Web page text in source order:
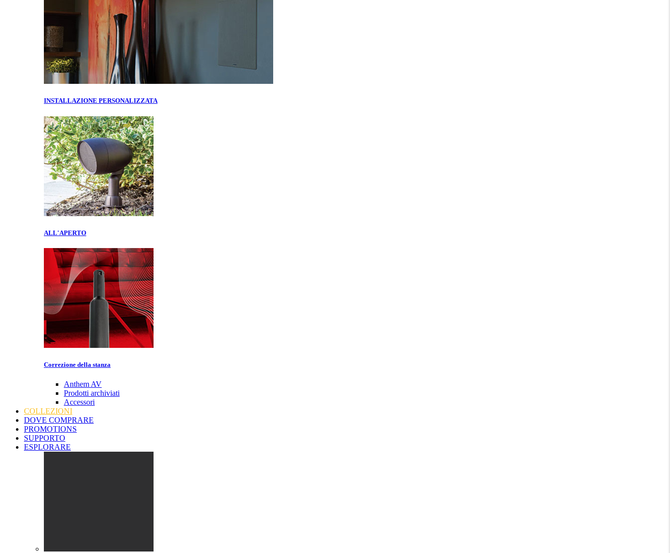
INSTALLAZIONE PERSONALIZZATA
ALL'APERTO
Correzione della stanza
Anthem AV
Prodotti archiviati
Accessori
COLLEZIONI
DOVE COMPRARE
PROMOTIONS
SUPPORTO
ESPLORARE